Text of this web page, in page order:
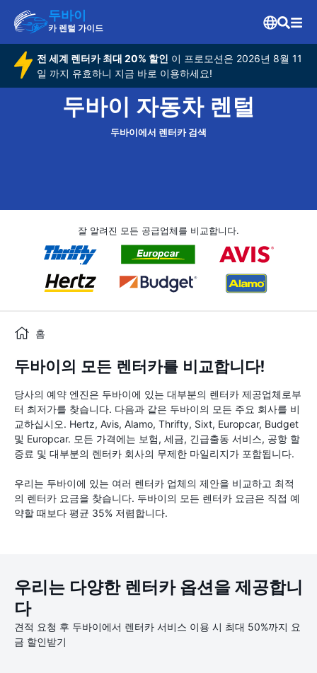
두바이
카 렌털 가이드
전 세계 렌터카 최대 20% 할인 이 프로모션은 2026년 8월 11
일 까지 유효하니 지금 바로 이용하세요!
두바이 자동차 렌털
두바이에서 렌터카 검색
잘 알려진 모든 공급업체를 비교합니다.
홈
두바이의 모든 렌터카를 비교합니다!
당사의 예약 엔진은 두바이에 있는 대부분의 렌터카 제공업체로부
터 최저가를 찾습니다. 다음과 같은 두바이의 모든 주요 회사를 비
교하십시오. Hertz, Avis, Alamo, Thrifty, Sixt, Europcar, Budget
및 Europcar. 모든 가격에는 보험, 세금, 긴급출동 서비스, 공항 할
증료 및 대부분의 렌터카 회사의 무제한 마일리지가 포함됩니다.
우리는 두바이에 있는 여러 렌터카 업체의 제안을 비교하고 최적
의 렌터카 요금을 찾습니다. 두바이의 모든 렌터카 요금은 직접 예
약할 때보다 평균 35% 저렴합니다.
우리는 다양한 렌터카 옵션을 제공합니
다
견적 요청 후 두바이에서 렌터카 서비스 이용 시 최대 50%까지 요
금 할인받기